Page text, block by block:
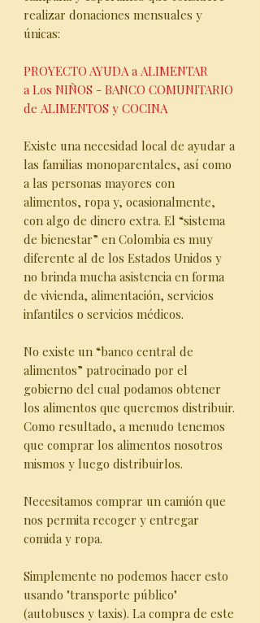
realizar donaciones mensuales y
únicas:
PROYECTO AYUDA a ALIMENTAR
a Los NIÑOS - BANCO COMUNITARIO
de ALIMENTOS y COCINA
Existe una necesidad local de ayudar a
las familias monoparentales, así como
a las personas mayores con
alimentos, ropa y, ocasionalmente,
con algo de dinero extra. El “sistema
de bienestar” en Colombia es muy
diferente al de los Estados Unidos y
no brinda mucha asistencia en forma
de vivienda, alimentación, servicios
infantiles o servicios médicos.
No existe un “banco central de
alimentos” patrocinado por el
gobierno del cual podamos obtener
los alimentos que queremos distribuir.
Como resultado, a menudo tenemos
que comprar los alimentos nosotros
mismos y luego distribuirlos.
Necesitamos comprar un camión que
nos permita recoger y entregar
comida y ropa.
Simplemente no podemos hacer esto
usando "transporte público"
(autobuses y taxis). La compra de este